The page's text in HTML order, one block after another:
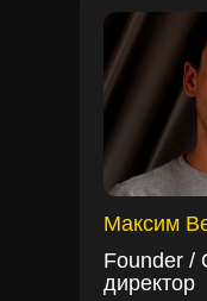
Максим
Founder /
директор